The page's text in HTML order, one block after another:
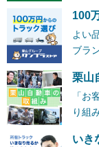
100
よい
ブラ
栗山
「お
り組
いき